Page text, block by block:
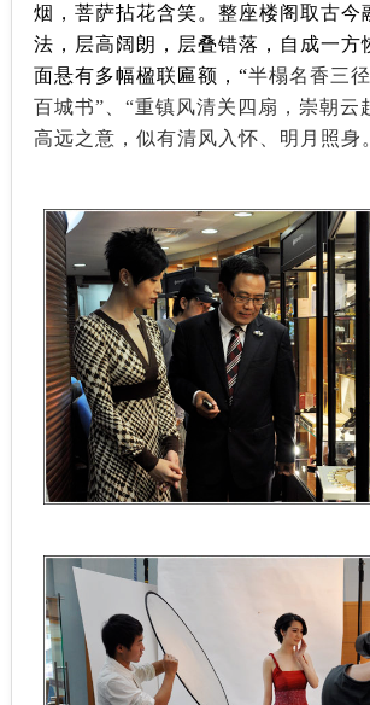
烟，菩萨拈花含笑。整座楼阁取古今
法，层高阔朗，层叠错落，自成一方
面悬有多幅楹联匾额，“半榻名香三
百城书”、“重镇风清关四扇，崇朝云
高远之意，似有清风入怀、明月照身